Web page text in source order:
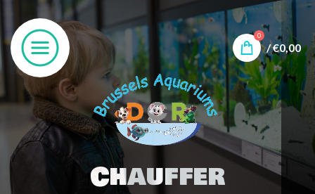
0
/€0,00
Chauffer